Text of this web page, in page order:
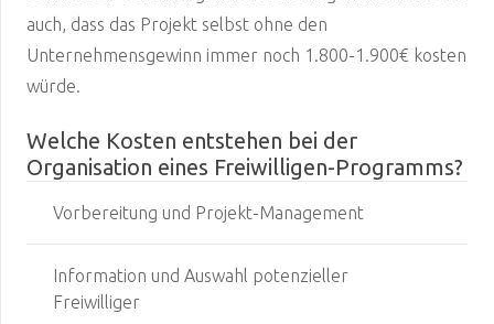
auch, dass das Projekt selbst ohne den
Unternehmensgewinn immer noch 1.800-1.900€ kosten
würde.
Welche Kosten entstehen bei der
Organisation eines Freiwilligen-Programms?
Vorbereitung und Projekt-Management
Information und Auswahl potenzieller
Freiwilliger